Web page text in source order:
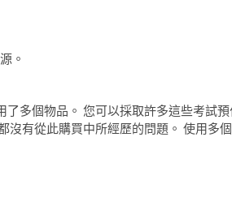
。
多個物品。 您可以採取許多這些考試
沒有從此購買中所經歷的問題。 使用多